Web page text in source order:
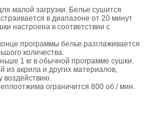
малой загрузки. Белье сушится
в диапазоне от 20 минут
настроена в соответствии с
программы белье разглаживается
количества.
1 кг в обычной программе сушки.
из акрила и других материалов,
воздействию.
ограничится 800 об./ мин.